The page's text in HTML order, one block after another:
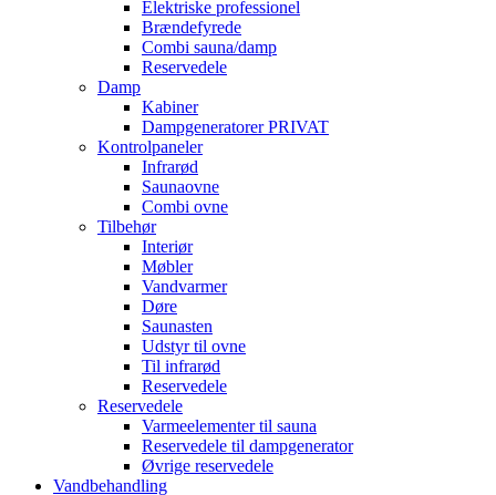
Elektriske professionel
Brændefyrede
Combi sauna/damp
Reservedele
Damp
Kabiner
Dampgeneratorer PRIVAT
Kontrolpaneler
Infrarød
Saunaovne
Combi ovne
Tilbehør
Interiør
Møbler
Vandvarmer
Døre
Saunasten
Udstyr til ovne
Til infrarød
Reservedele
Reservedele
Varmeelementer til sauna
Reservedele til dampgenerator
Øvrige reservedele
Vandbehandling